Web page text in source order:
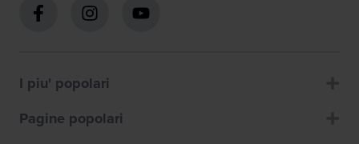
I piu' popolari
Pagine popolari